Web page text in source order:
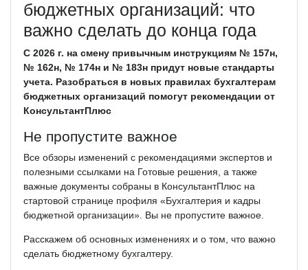
бюджетных организаций: что
важно сделать до конца года
С 2026 г. на смену привычным инструкциям № 157н,
№ 162н, № 174н и № 183н придут новые стандарты
учета. Разобраться в новых правилах бухгалтерам
бюджетных организаций помогут рекомендации от
КонсультантПлюс
Не пропустите важное
Все обзоры изменений с рекомендациями экспертов и
полезными ссылками на Готовые решения, а также
важные документы собраны в КонсультантПлюс на
стартовой странице профиля «Бухгалтерия и кадры
бюджетной организации». Вы не пропустите важное.
Расскажем об основных изменениях и о том, что важно
сделать бюджетному бухгалтеру.